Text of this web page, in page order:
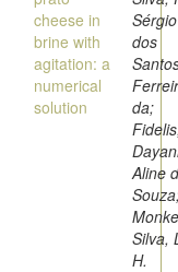
cheese in
brine with
agitation: a
numerical
solution
Sérgio
dos
da;
Aline
Silva,
H.